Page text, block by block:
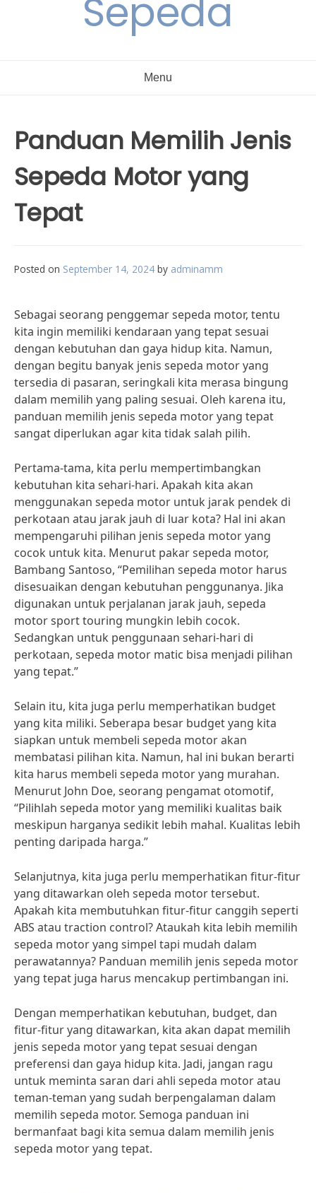
Sepeda
Menu
Panduan Memilih Jenis
Sepeda Motor yang
Tepat
Posted on September 14, 2024 by adminamm
Sebagai seorang penggemar sepeda motor, tentu
kita ingin memiliki kendaraan yang tepat sesuai
dengan kebutuhan dan gaya hidup kita. Namun,
dengan begitu banyak jenis sepeda motor yang
tersedia di pasaran, seringkali kita merasa bingung
dalam memilih yang paling sesuai. Oleh karena itu,
panduan memilih jenis sepeda motor yang tepat
sangat diperlukan agar kita tidak salah pilih.
Pertama-tama, kita perlu mempertimbangkan
kebutuhan kita sehari-hari. Apakah kita akan
menggunakan sepeda motor untuk jarak pendek di
perkotaan atau jarak jauh di luar kota? Hal ini akan
mempengaruhi pilihan jenis sepeda motor yang
cocok untuk kita. Menurut pakar sepeda motor,
Bambang Santoso, “Pemilihan sepeda motor harus
disesuaikan dengan kebutuhan penggunanya. Jika
digunakan untuk perjalanan jarak jauh, sepeda
motor sport touring mungkin lebih cocok.
Sedangkan untuk penggunaan sehari-hari di
perkotaan, sepeda motor matic bisa menjadi pilihan
yang tepat.”
Selain itu, kita juga perlu memperhatikan budget
yang kita miliki. Seberapa besar budget yang kita
siapkan untuk membeli sepeda motor akan
membatasi pilihan kita. Namun, hal ini bukan berarti
kita harus membeli sepeda motor yang murahan.
Menurut John Doe, seorang pengamat otomotif,
“Pilihlah sepeda motor yang memiliki kualitas baik
meskipun harganya sedikit lebih mahal. Kualitas lebih
penting daripada harga.”
Selanjutnya, kita juga perlu memperhatikan fitur-fitur
yang ditawarkan oleh sepeda motor tersebut.
Apakah kita membutuhkan fitur-fitur canggih seperti
ABS atau traction control? Ataukah kita lebih memilih
sepeda motor yang simpel tapi mudah dalam
perawatannya? Panduan memilih jenis sepeda motor
yang tepat juga harus mencakup pertimbangan ini.
Dengan memperhatikan kebutuhan, budget, dan
fitur-fitur yang ditawarkan, kita akan dapat memilih
jenis sepeda motor yang tepat sesuai dengan
preferensi dan gaya hidup kita. Jadi, jangan ragu
untuk meminta saran dari ahli sepeda motor atau
teman-teman yang sudah berpengalaman dalam
memilih sepeda motor. Semoga panduan ini
bermanfaat bagi kita semua dalam memilih jenis
sepeda motor yang tepat.